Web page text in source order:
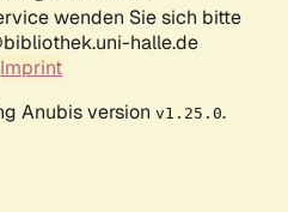
wenden Sie sich bitte
halle.de
Imprint
Anubis version v1.25.0.